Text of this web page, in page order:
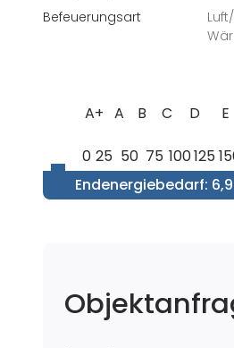
Befeuerungsart
A+ A B C D E
0 25 50 75 100125
Endenergiebedarf: